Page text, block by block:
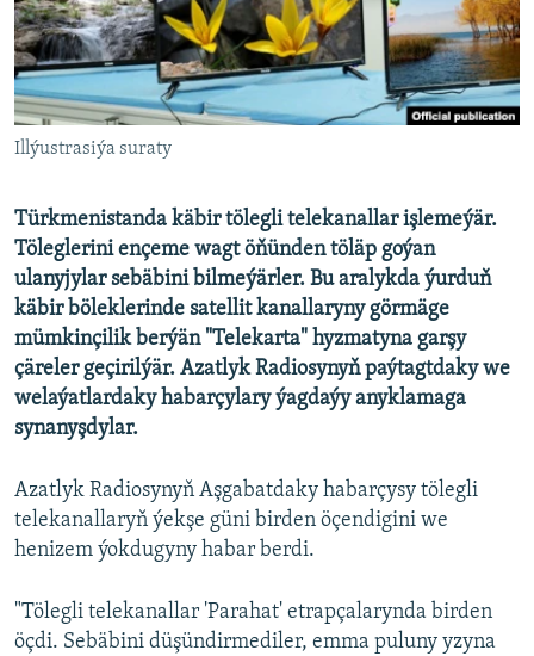
Illýustrasiýa suraty
Türkmenistanda käbir tölegli telekanallar işlemeýär.
Töleglerini ençeme wagt öňünden töläp goýan
ulanyjylar sebäbini bilmeýärler. Bu aralykda ýurduň
käbir böleklerinde satellit kanallaryny görmäge
mümkinçilik berýän "Telekarta" hyzmatyna garşy
çäreler geçirilýär. Azatlyk Radiosynyň paýtagtdaky we
welaýatlardaky habarçylary ýagdaýy anyklamaga
synanyşdylar.
Azatlyk Radiosynyň Aşgabatdaky habarçysy tölegli
telekanallaryň ýekşe güni birden öçendigini we
henizem ýokdugyny habar berdi.
"Tölegli telekanallar 'Parahat' etrapçalarynda birden
öçdi. Sebäbini düşündirmediler, emma puluny yzyna